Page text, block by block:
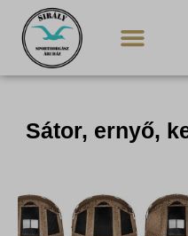
Sátor, ernyő,